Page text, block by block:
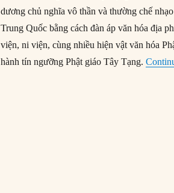
dương chủ nghĩa vô thần và thường chế
Trung Quốc bằng cách đàn áp văn hóa địa
viện, ni viện, cùng nhiều hiện vật văn hóa
hành tín ngưỡng Phật giáo Tây Tạng.